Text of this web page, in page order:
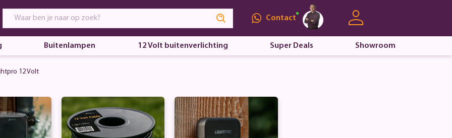
Contact
Buitenlampen 12 Volt buitenverlichting Super Deals Showroom
12 Volt